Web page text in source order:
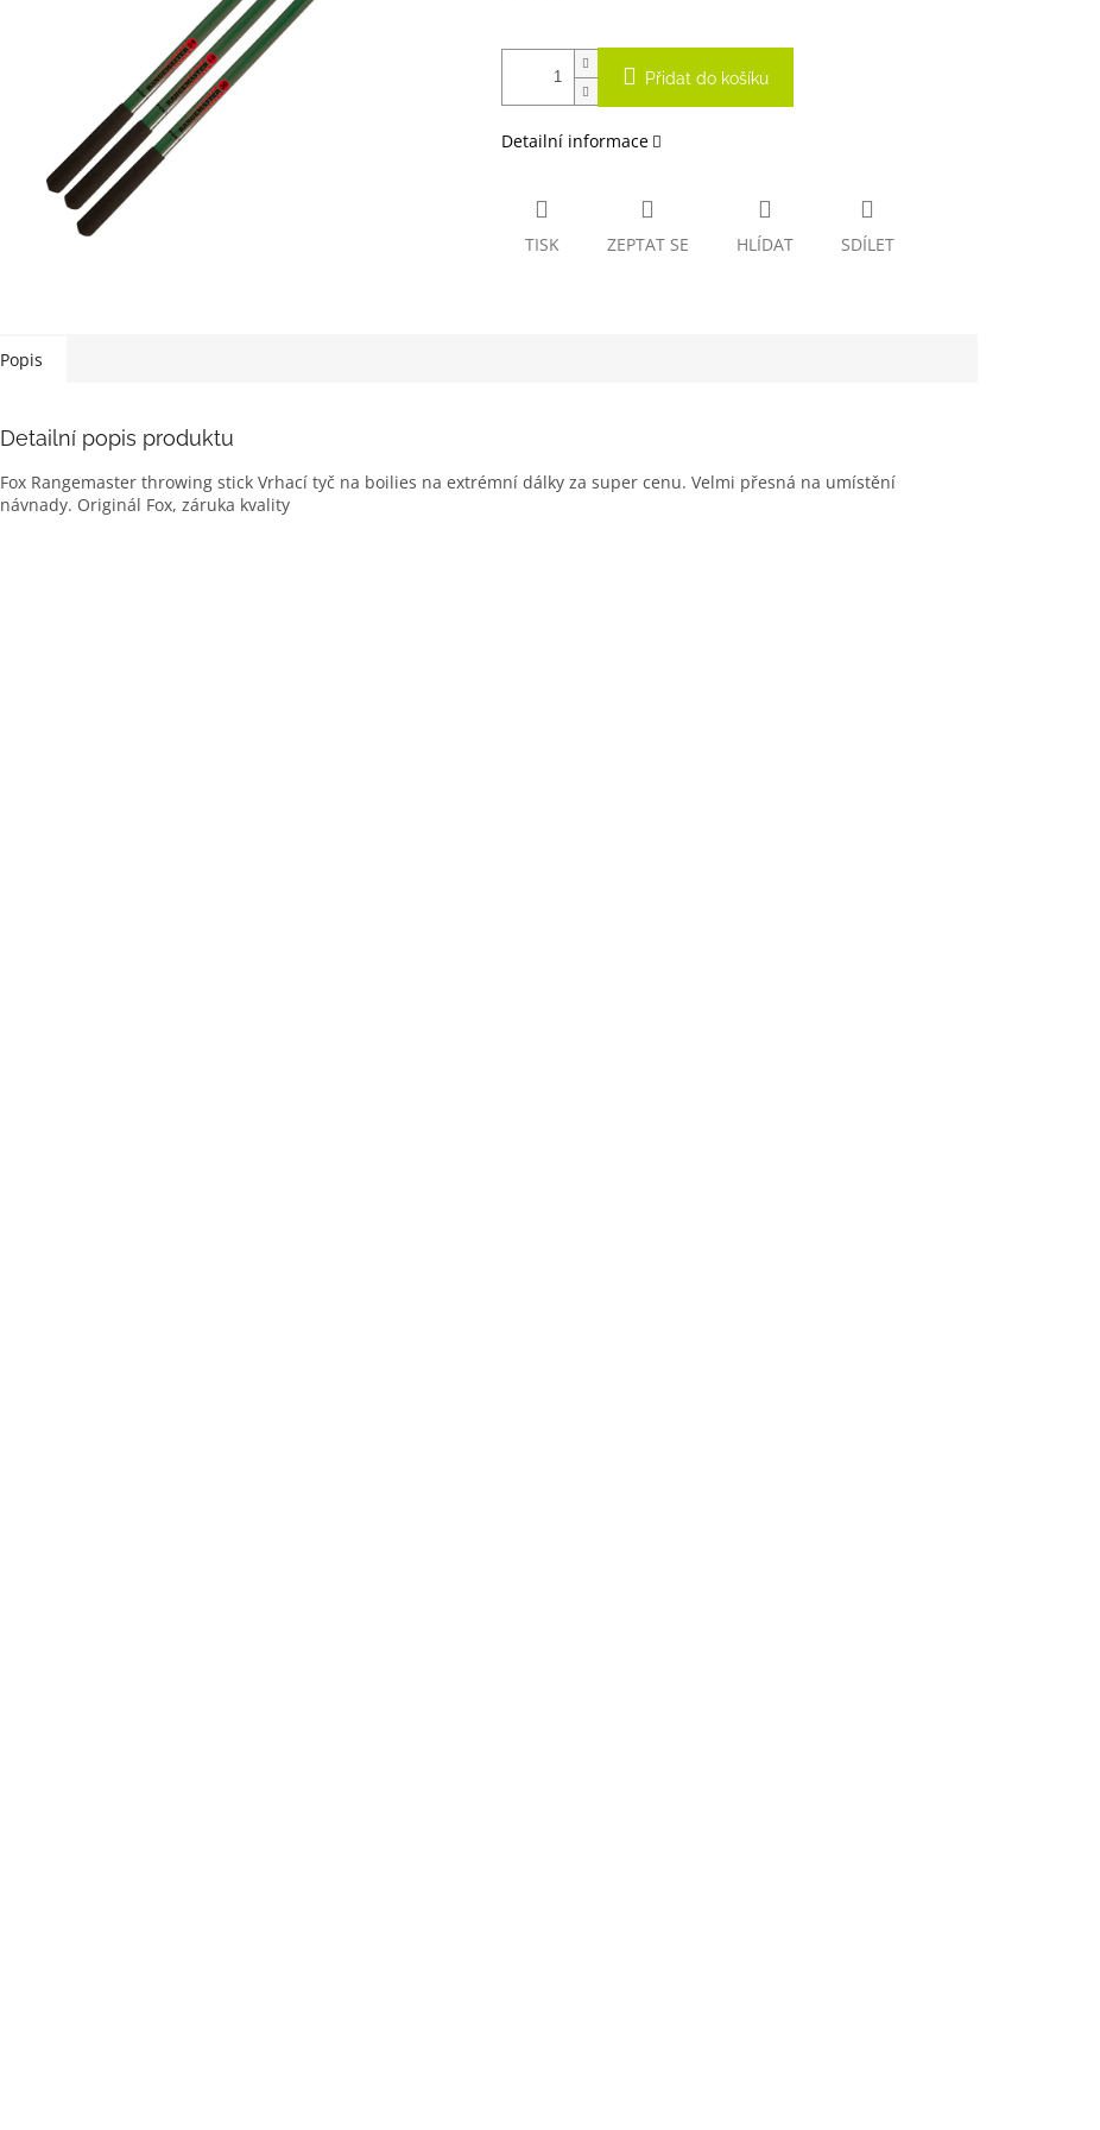
Přidat do košíku
Detailní informace
TISK ZEPTAT SE HLÍDAT SDÍLET
Popis
Detailní popis produktu
Fox Rangemaster throwing stick Vrhací tyč na boilies na extrémní dálky za super cenu. Velmi přesná na umístění
návnady. Originál Fox, záruka kvality